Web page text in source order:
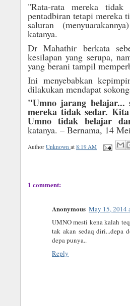
"Rata-rata mereka
pentadbiran tetapi mereka
saluran
katanya.
Dr Mahathir berkata
kesilapan yang serupa,
yang berani tampil
Ini menyebabkan
dilakukan mendapat
"Umno jarang belajar...
mereka tidak sedar.
Umno tidak belajar
katanya. – Bernama, 14
Author Unknown at 8:19 AM
1 comment:
Anonymous May 15, 2014
UMNO mesti kena kalah
tak akan sedaq diri...depa
depa punya..
Reply